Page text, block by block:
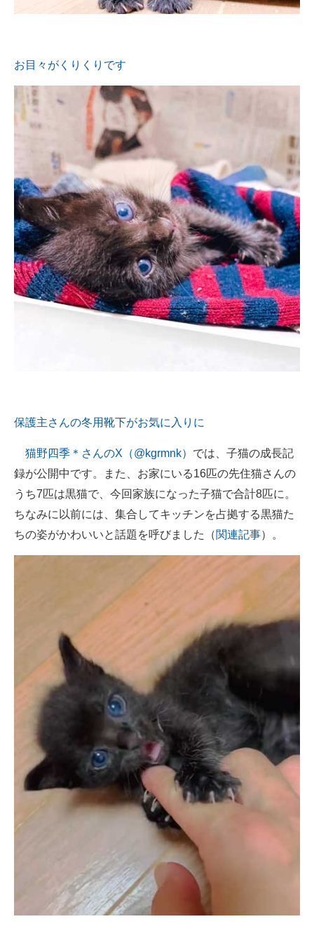
お目々がくりくりです
保護主さんの冬用靴下がお気に入りに
猫野四季＊さんのX（@kgrmnk） では、子猫の成長記
録が公開中です。また、お家にいる16匹の先住猫さんの
うち7匹は黒猫で、今回家族になった子猫で合計8匹に。
ちなみに以前には、集合してキッチンを占拠する黒猫た
ちの姿がかわいいと話題を呼びました（関連記事）。